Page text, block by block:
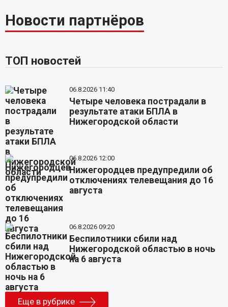
Новости партнёров
ТОП новостей
06.8.2026 11:40
Четыре человека пострадали в
результате атаки БПЛА в
Нижегородской области
06.8.2026 12:00
Нижегородцев предупредили об
отключениях телевещания до 16
августа
06.8.2026 09:20
Беспилотники сбили над
Нижегородской областью в ночь
на 6 августа
Еще в рубрике